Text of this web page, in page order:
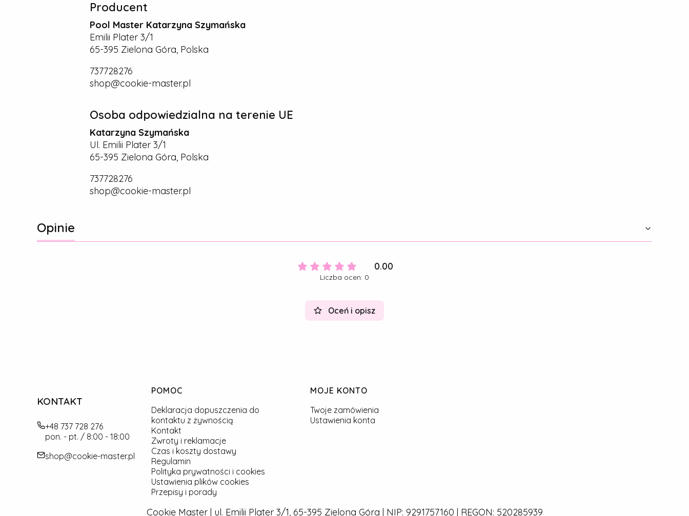
Producent
Pool Master Katarzyna Szymańska
Emilii Plater 3/1
65-395 Zielona Góra, Polska
737728276
shop@cookie-master.pl
Osoba odpowiedzialna na terenie UE
Katarzyna Szymańska
Ul. Emilii Plater 3/1
65-395 Zielona Góra, Polska
737728276
shop@cookie-master.pl
Opinie
0.00
Liczba ocen: 0
Oceń i opisz
KONTAKT
+48 737 728 276
pon. - pt. / 8:00 - 18:00
shop@cookie-master.pl
Linki w stopce
POMOC
Deklaracja dopuszczenia do
kontaktu z żywnością
Kontakt
Zwroty i reklamacje
Czas i koszty dostawy
Regulamin
Polityka prywatności i cookies
Ustawienia plików cookies
Przepisy i porady
MOJE KONTO
Twoje zamówienia
Ustawienia konta
Cookie Master | ul. Emilii Plater 3/1, 65-395 Zielona Góra | NIP: 9291757160 | REGON: 520285939